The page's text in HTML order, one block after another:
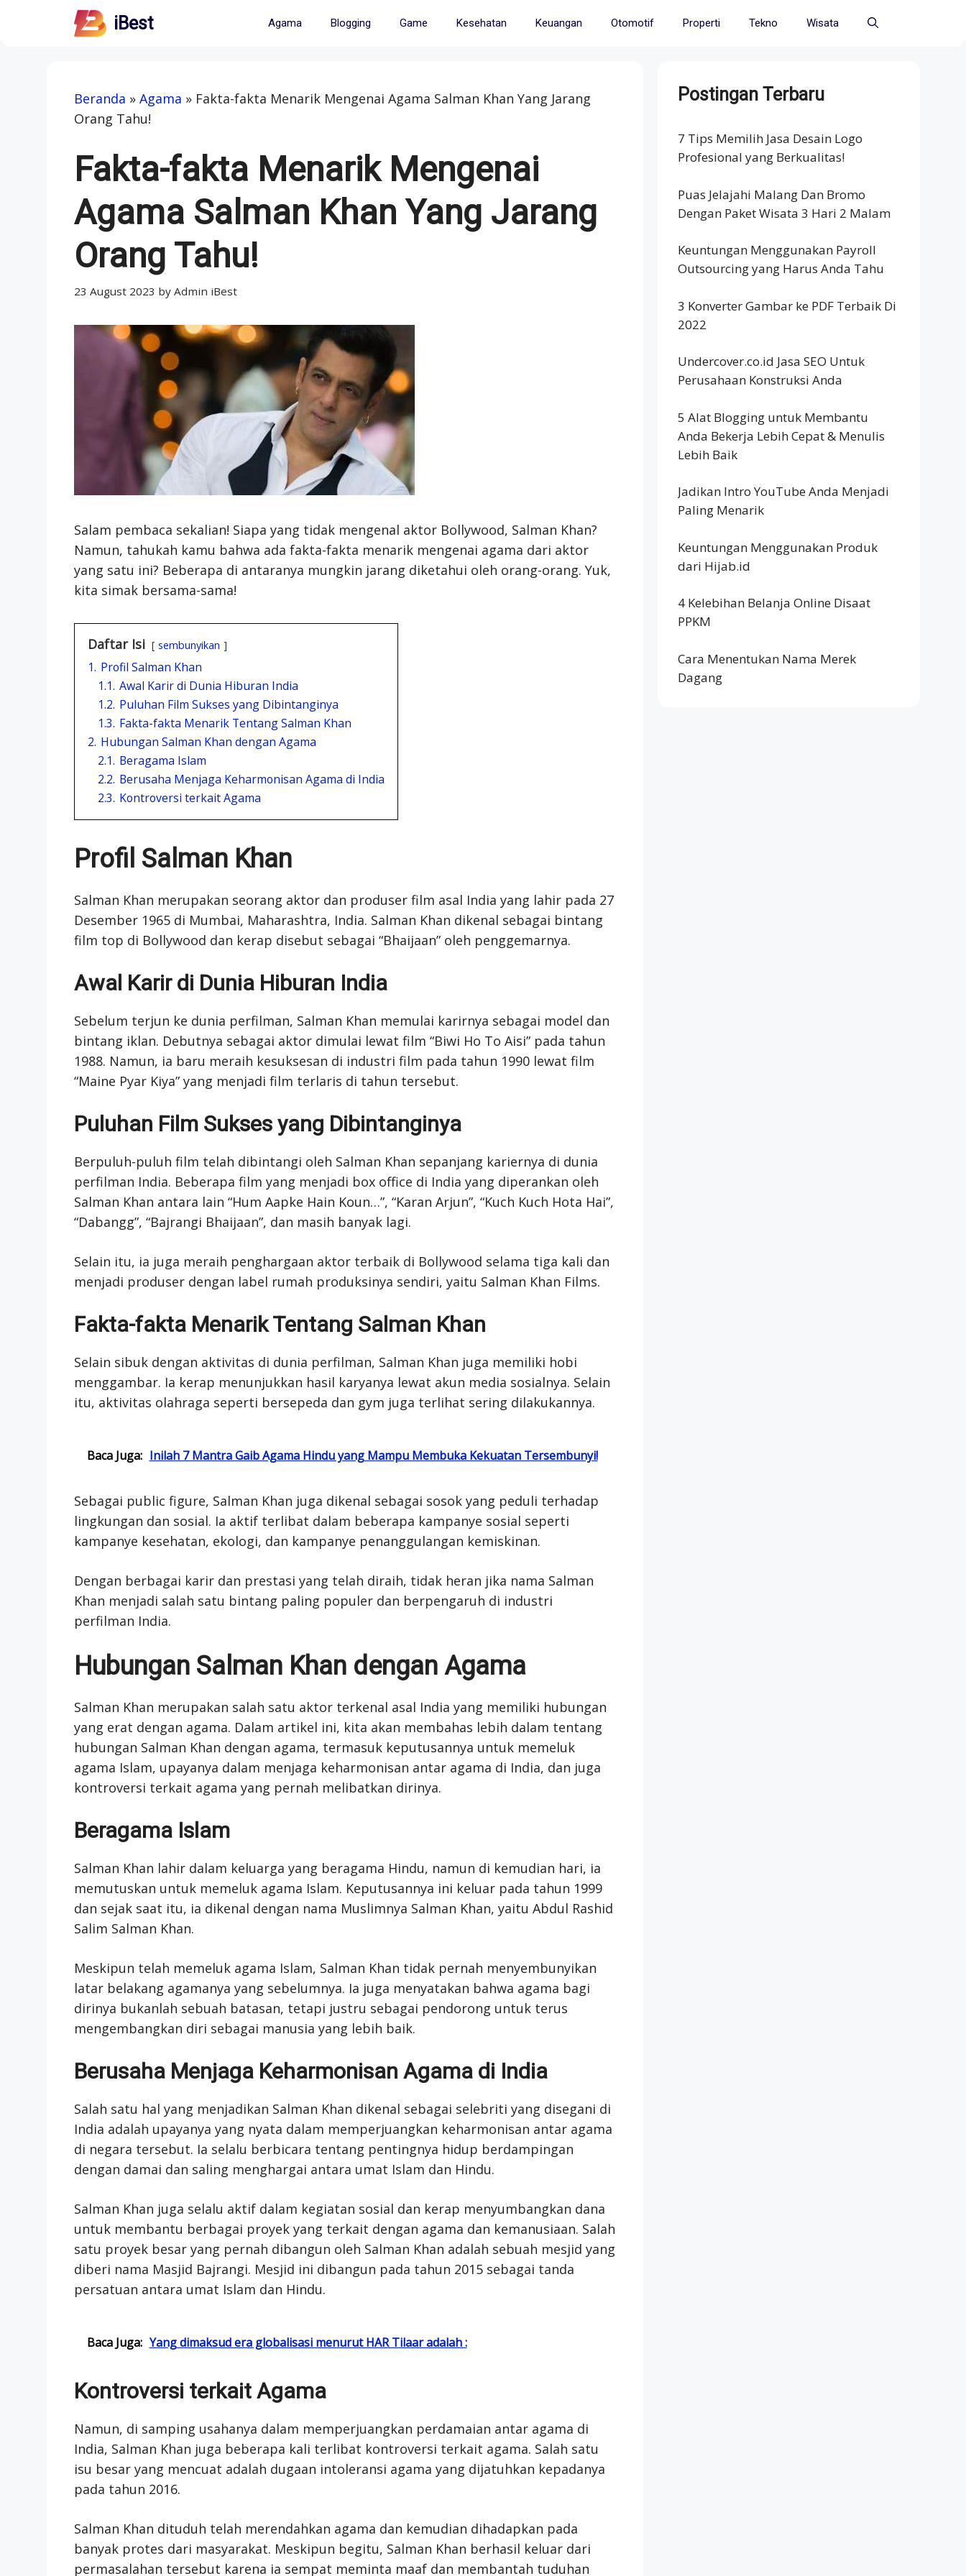
iBest Agama Blogging Game Kesehatan Keuangan Otomotif Properti Tekno Wisata
Beranda » Agama » Fakta-fakta Menarik Mengenai Agama Salman Khan Yang Jarang
Orang Tahu!
Fakta-fakta Menarik Mengenai
Agama Salman Khan Yang Jarang
Orang Tahu!
23 August 2023 by Admin iBest
Salam pembaca sekalian! Siapa yang tidak mengenal aktor Bollywood, Salman Khan?
Namun, tahukah kamu bahwa ada fakta-fakta menarik mengenai agama dari aktor
yang satu ini? Beberapa di antaranya mungkin jarang diketahui oleh orang-orang. Yuk,
kita simak bersama-sama!
Daftar Isi sembunyikan
1. Profil Salman Khan
1.1. Awal Karir di Dunia Hiburan India
1.2. Puluhan Film Sukses yang Dibintanginya
1.3. Fakta-fakta Menarik Tentang Salman Khan
2. Hubungan Salman Khan dengan Agama
2.1. Beragama Islam
2.2. Berusaha Menjaga Keharmonisan Agama di India
2.3. Kontroversi terkait Agama
Profil Salman Khan
Salman Khan merupakan seorang aktor dan produser film asal India yang lahir pada 27
Desember 1965 di Mumbai, Maharashtra, India. Salman Khan dikenal sebagai bintang
film top di Bollywood dan kerap disebut sebagai “Bhaijaan” oleh penggemarnya.
Awal Karir di Dunia Hiburan India
Sebelum terjun ke dunia perfilman, Salman Khan memulai karirnya sebagai model dan
bintang iklan. Debutnya sebagai aktor dimulai lewat film “Biwi Ho To Aisi” pada tahun
1988. Namun, ia baru meraih kesuksesan di industri film pada tahun 1990 lewat film
“Maine Pyar Kiya” yang menjadi film terlaris di tahun tersebut.
Puluhan Film Sukses yang Dibintanginya
Berpuluh-puluh film telah dibintangi oleh Salman Khan sepanjang kariernya di dunia
perfilman India. Beberapa film yang menjadi box office di India yang diperankan oleh
Salman Khan antara lain “Hum Aapke Hain Koun…”, “Karan Arjun”, “Kuch Kuch Hota Hai”,
“Dabangg”, “Bajrangi Bhaijaan”, dan masih banyak lagi.
Selain itu, ia juga meraih penghargaan aktor terbaik di Bollywood selama tiga kali dan
menjadi produser dengan label rumah produksinya sendiri, yaitu Salman Khan Films.
Fakta-fakta Menarik Tentang Salman Khan
Selain sibuk dengan aktivitas di dunia perfilman, Salman Khan juga memiliki hobi
menggambar. Ia kerap menunjukkan hasil karyanya lewat akun media sosialnya. Selain
itu, aktivitas olahraga seperti bersepeda dan gym juga terlihat sering dilakukannya.
Baca Juga: Inilah 7 Mantra Gaib Agama Hindu yang Mampu Membuka Kekuatan Tersembunyi!
Sebagai public figure, Salman Khan juga dikenal sebagai sosok yang peduli terhadap
lingkungan dan sosial. Ia aktif terlibat dalam beberapa kampanye sosial seperti
kampanye kesehatan, ekologi, dan kampanye penanggulangan kemiskinan.
Dengan berbagai karir dan prestasi yang telah diraih, tidak heran jika nama Salman
Khan menjadi salah satu bintang paling populer dan berpengaruh di industri
perfilman India.
Hubungan Salman Khan dengan Agama
Salman Khan merupakan salah satu aktor terkenal asal India yang memiliki hubungan
yang erat dengan agama. Dalam artikel ini, kita akan membahas lebih dalam tentang
hubungan Salman Khan dengan agama, termasuk keputusannya untuk memeluk
agama Islam, upayanya dalam menjaga keharmonisan antar agama di India, dan juga
kontroversi terkait agama yang pernah melibatkan dirinya.
Beragama Islam
Salman Khan lahir dalam keluarga yang beragama Hindu, namun di kemudian hari, ia
memutuskan untuk memeluk agama Islam. Keputusannya ini keluar pada tahun 1999
dan sejak saat itu, ia dikenal dengan nama Muslimnya Salman Khan, yaitu Abdul Rashid
Salim Salman Khan.
Meskipun telah memeluk agama Islam, Salman Khan tidak pernah menyembunyikan
latar belakang agamanya yang sebelumnya. Ia juga menyatakan bahwa agama bagi
dirinya bukanlah sebuah batasan, tetapi justru sebagai pendorong untuk terus
mengembangkan diri sebagai manusia yang lebih baik.
Berusaha Menjaga Keharmonisan Agama di India
Salah satu hal yang menjadikan Salman Khan dikenal sebagai selebriti yang disegani di
India adalah upayanya yang nyata dalam memperjuangkan keharmonisan antar agama
di negara tersebut. Ia selalu berbicara tentang pentingnya hidup berdampingan
dengan damai dan saling menghargai antara umat Islam dan Hindu.
Salman Khan juga selalu aktif dalam kegiatan sosial dan kerap menyumbangkan dana
untuk membantu berbagai proyek yang terkait dengan agama dan kemanusiaan. Salah
satu proyek besar yang pernah dibangun oleh Salman Khan adalah sebuah mesjid yang
diberi nama Masjid Bajrangi. Mesjid ini dibangun pada tahun 2015 sebagai tanda
persatuan antara umat Islam dan Hindu.
Baca Juga: Yang dimaksud era globalisasi menurut HAR Tilaar adalah :
Kontroversi terkait Agama
Namun, di samping usahanya dalam memperjuangkan perdamaian antar agama di
India, Salman Khan juga beberapa kali terlibat kontroversi terkait agama. Salah satu
isu besar yang mencuat adalah dugaan intoleransi agama yang dijatuhkan kepadanya
pada tahun 2016.
Salman Khan dituduh telah merendahkan agama dan kemudian dihadapkan pada
banyak protes dari masyarakat. Meskipun begitu, Salman Khan berhasil keluar dari
permasalahan tersebut karena ia sempat meminta maaf dan membantah tuduhan
Postingan Terbaru
7 Tips Memilih Jasa Desain Logo
Profesional yang Berkualitas!
Puas Jelajahi Malang Dan Bromo
Dengan Paket Wisata 3 Hari 2 Malam
Keuntungan Menggunakan Payroll
Outsourcing yang Harus Anda Tahu
3 Konverter Gambar ke PDF Terbaik Di
2022
Undercover.co.id Jasa SEO Untuk
Perusahaan Konstruksi Anda
5 Alat Blogging untuk Membantu
Anda Bekerja Lebih Cepat & Menulis
Lebih Baik
Jadikan Intro YouTube Anda Menjadi
Paling Menarik
Keuntungan Menggunakan Produk
dari Hijab.id
4 Kelebihan Belanja Online Disaat
PPKM
Cara Menentukan Nama Merek
Dagang